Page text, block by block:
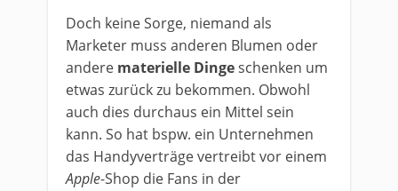
Doch keine Sorge, niemand als
Marketer muss anderen Blumen oder
andere materielle Dingeschenken um
etwas zurück zu bekommen. Obwohl
auch dies durchaus ein Mittel sein
kann. So hat bspw. ein Unternehmen
das Handyverträge vertreibt vor einem
Apple-Shop die Fans in der